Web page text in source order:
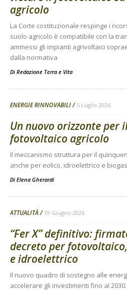
agricolo
La Corte costituzionale respinge i
suolo agricolo è compatibile con la
ammessi gli impianti agrivoltaici
dalla normativa
Di Redazione Terra e Vita
ENERGIE RINNOVABILI 5 Luglio 2026
Un nuovo orizzonte per
fotovoltaico agricolo
Il meccanismo struttura per il
anche per eolico, idroelettrico e
Di Elena Gherardi
ATTUALITÀ 19 Giugno 2026
“Fer X” definitivo:
decreto per
e idroelettrico
Il nuovo quadro di sostegno alle
accelerare gli investimenti fino al